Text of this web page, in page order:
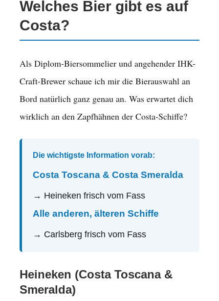
Welches Bier gibt es auf
Costa?
Als Diplom-Biersommelier und angehender IHK-
Craft-Brewer schaue ich mir die Bierauswahl an
Bord natürlich ganz genau an. Was erwartet dich
wirklich an den Zapfhähnen der Costa-Schiffe?
Die wichtigste Information vorab:
Costa Toscana & Costa Smeralda
→ Heineken frisch vom Fass
Alle anderen, älteren Schiffe
→ Carlsberg frisch vom Fass
Heineken (Costa Toscana &
Smeralda)